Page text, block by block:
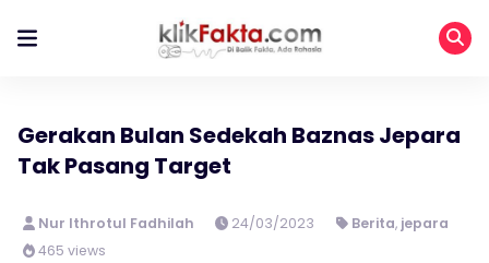
Gerakan Bulan Sedekah Baznas Jepara
Tak Pasang Target
Nur Ithrotul Fadhilah 24/03/2023 Berita, jepara
465 views